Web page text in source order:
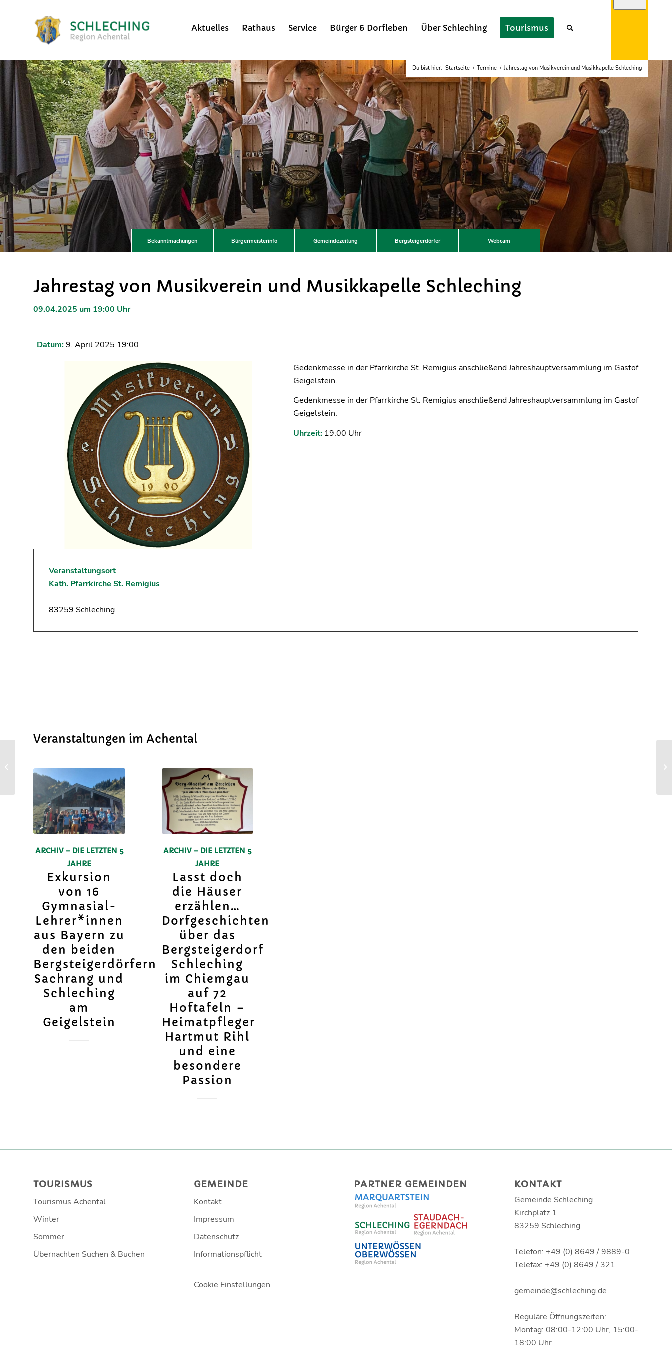
Aktuelles Rathaus Service Bürger & Dorfleben Über Schleching Tourismus
Du bist hier: Startseite / Termine / Jahrestag von Musikverein und Musikkapelle Schleching
Bekanntmachungen Bürgermeisterinfo Gemeindezeitung Bergsteigerdörfer Webcam
Jahrestag von Musikverein und Musikkapelle Schleching
09.04.2025 um 19:00 Uhr
Datum:9. April 2025 19:00
Gedenkmesse in der Pfarrkirche St. Remigius anschließend Jahreshauptversammlung im Gastof
Geigelstein.
Gedenkmesse in der Pfarrkirche St. Remigius anschließend Jahreshauptversammlung im Gastof
Geigelstein.
Uhrzeit: 19:00 Uhr
Veranstaltungsort
Kath. Pfarrkirche St. Remigius
83259 Schleching
Veranstaltungen im Achental
ARCHIV – DIE LETZTEN 5
JAHRE
Exkursion
von 16
Gymnasial-
Lehrer*innen
aus Bayern zu
den beiden
Bergsteigerdörfern
Sachrang und
Schleching
am
Geigelstein
ARCHIV – DIE LETZTEN 5
JAHRE
Lasst doch
die Häuser
erzählen…
Dorfgeschichten
über das
Bergsteigerdorf
Schleching
im Chiemgau
auf 72
Hoftafeln –
Heimatpfleger
Hartmut Rihl
und eine
besondere
Passion
TOURISMUS
Tourismus Achental
Winter
Sommer
Übernachten Suchen & Buchen
GEMEINDE
Kontakt
Impressum
Datenschutz
Informationspflicht
Cookie Einstellungen
PARTNER GEMEINDEN
KONTAKT
Gemeinde Schleching
Kirchplatz 1
83259 Schleching
Telefon: +49 (0) 8649 / 9889-0
Telefax: +49 (0) 8649 / 321
gemeinde@schleching.de
Reguläre Öffnungszeiten:
Montag: 08:00-12:00 Uhr, 15:00-
Frauenchor